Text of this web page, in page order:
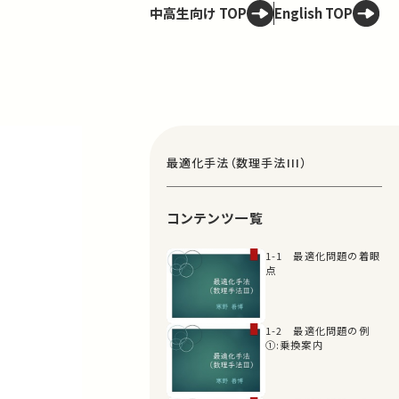
中高生向け TOP English TOP
最適化手法（数理手法III）
コンテンツ一覧
1-1 最適化問題の着眼
点
1-2 最適化問題の例
①:乗換案内